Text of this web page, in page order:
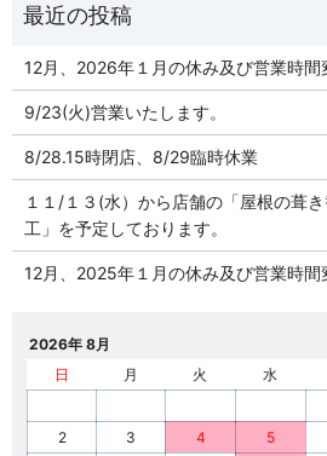
12月、2026年１月の休み及び営業時間
9/23(火)営業いたします。
8/28.15時閉店、8/29臨時休業
１１/１３(水）から店舗の「屋根の葺
工」を予定しております。
12月、2025年１月の休み及び営業時間
2026年 8月
日
月 火 水
2
3 4 5